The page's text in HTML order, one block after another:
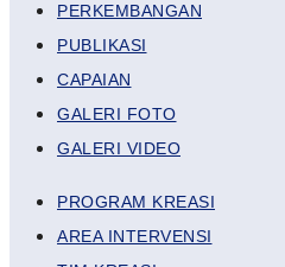
PERKEMBANGAN
PUBLIKASI
CAPAIAN
GALERI FOTO
GALERI VIDEO
PROGRAM KREASI
AREA INTERVENSI